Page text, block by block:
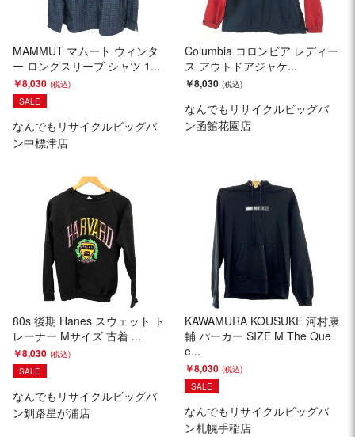
MAMMUT マムート ウィンタ
ー ロングスリーブ シャツ 1...
￥8,030
SALE
なんでもリサイクルビッグバ
ン中標津店
Columbia コロンビア レディー
ス アウトドアジャケ...
￥8,030
なんでもリサイクルビッグバ
ン函館花園店
80s 後期 Hanes スウェット ト
レーナー Mサイズ 古着 ...
￥8,030
SALE
なんでもリサイクルビッグバ
ン釧路星が浦店
KAWAMURA KOUSUKE 河村康
輔 パーカー SIZE M The Que
e...
￥8,030
SALE
なんでもリサイクルビッグバ
ン札幌手稲店